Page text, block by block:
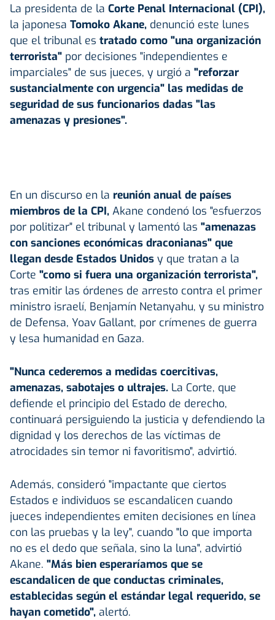
La presidenta de la Corte Penal Internacional (CPI),
la japonesa Tomoko Akane, denunció este lunes
que el tribunal es tratado como "una organización
terrorista" por decisiones "independientes e
imparciales" de sus jueces, y urgió a "reforzar
sustancialmente con urgencia" las medidas de
seguridad de sus funcionarios dadas "las
amenazas y presiones".
En un discurso en la reunión anual de países
miembros de la CPI, Akane condenó los "esfuerzos
por politizar" el tribunal y lamentó las "amenazas
con sanciones económicas draconianas" que
llegan desde Estados Unidos y que tratan a la
Corte "como si fuera una organización terrorista",
tras emitir las órdenes de arresto contra el primer
ministro israelí, Benjamín Netanyahu, y su ministro
de Defensa, Yoav Gallant, por crímenes de guerra
y lesa humanidad en Gaza.
"Nunca cederemos a medidas coercitivas,
amenazas, sabotajes o ultrajes. La Corte, que
defiende el principio del Estado de derecho,
continuará persiguiendo la justicia y defendiendo la
dignidad y los derechos de las víctimas de
atrocidades sin temor ni favoritismo", advirtió.
Además, consideró "impactante que ciertos
Estados e individuos se escandalicen cuando
jueces independientes emiten decisiones en línea
con las pruebas y la ley", cuando "lo que importa
no es el dedo que señala, sino la luna", advirtió
Akane. "Más bien esperaríamos que se
escandalicen de que conductas criminales,
establecidas según el estándar legal requerido, se
hayan cometido", alertó.